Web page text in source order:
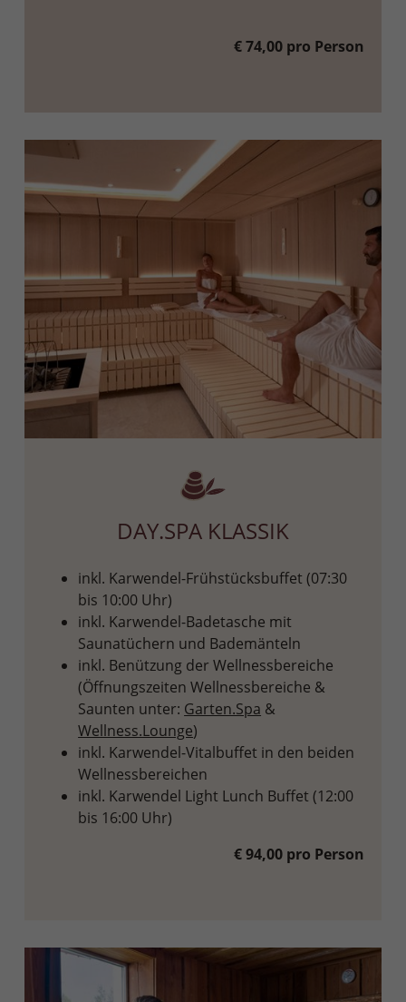
€ 74,00 pro Person
DAY.SPA KLASSIK
inkl. Karwendel-Frühstücksbuffet (07:30
bis 10:00 Uhr)
inkl. Karwendel-Badetasche mit
Saunatüchern und Bademänteln
inkl. Benützung der Wellnessbereiche
(Öffnungszeiten Wellnessbereiche &
Saunten unter: Garten.Spa &
Wellness.Lounge)
inkl. Karwendel-Vitalbuffet in den beiden
Wellnessbereichen
inkl. Karwendel Light Lunch Buffet (12:00
bis 16:00 Uhr)
€ 94,00 pro Person